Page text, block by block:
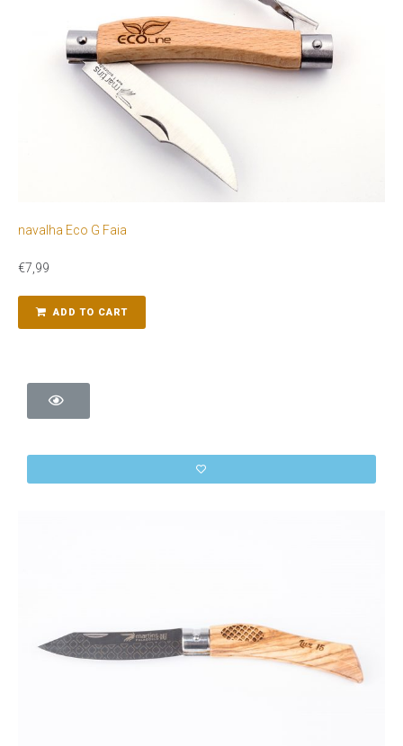
navalha Eco G Faia
€7,99
ADD TO CART